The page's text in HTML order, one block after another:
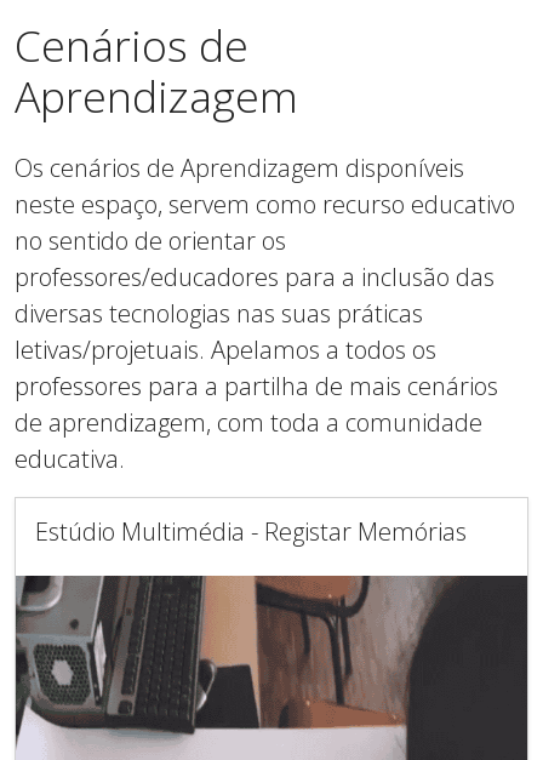
Cenários de
Aprendizagem
Os cenários de Aprendizagem disponíveis
neste espaço, servem como recurso educativo
no sentido de orientar os
professores/educadores para a inclusão das
diversas tecnologias nas suas práticas
letivas/projetuais. Apelamos a todos os
professores para a partilha de mais cenários
de aprendizagem, com toda a comunidade
educativa.
Estúdio Multimédia - Registar Memórias